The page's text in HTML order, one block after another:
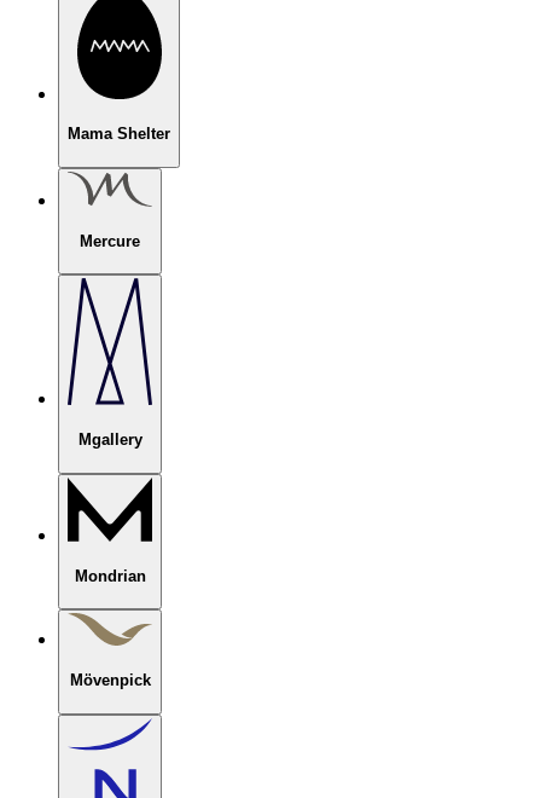
Mama Shelter
Mercure
Mgallery
Mondrian
Mövenpick